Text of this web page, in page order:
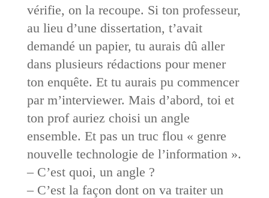
vérifie, on la recoupe. Si ton professeur,
au lieu d’une dissertation, t’avait
demandé un papier, tu aurais dû aller
dans plusieurs rédactions pour mener
ton enquête. Et tu aurais pu commencer
par m’interviewer. Mais d’abord, toi et
ton prof auriez choisi un angle
ensemble. Et pas un truc flou « genre
nouvelle technologie de l’information ».
– C’est quoi, un angle ?
– C’est la façon dont on va traiter un